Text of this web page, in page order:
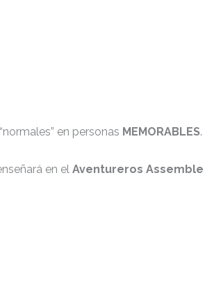
en personas MEMORABLES.
en el Aventureros Assemble